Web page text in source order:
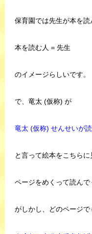
保育園では先生が本を
本を読む人 = 先生
のイメージらしいです。
で、竜太 (仮称) が
竜太 (仮称) せんせいが
と言って絵本をこちらに
ページをめくって読んで
がしかし、どのページで